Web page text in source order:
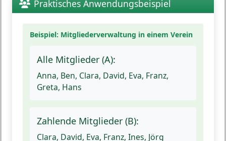
Praktisches Anwendungsbeispiel
Beispiel: Mitgliederverwaltung in einem Verein
Alle Mitglieder (A):
Anna, Ben, Clara, David, Eva, Franz,
Greta, Hans
Zahlende Mitglieder (B):
Clara, David, Eva, Franz, Ines, Jörg